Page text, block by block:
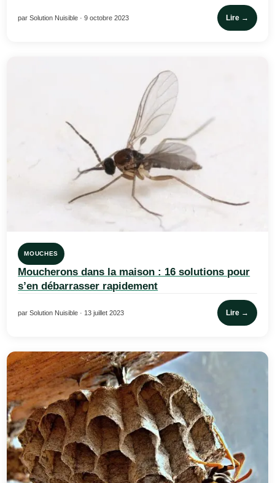
par Solution Nuisible · 9 octobre 2023 Lire →
MOUCHES
Moucherons dans la maison : 16 solutions pour
s’en débarrasser rapidement
par Solution Nuisible · 13 juillet 2023 Lire →